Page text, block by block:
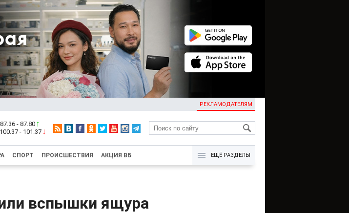
РЕКЛАМОДАТЕЛЯМ
KG
- 87.80
- 101.37
СПОРТ ПРОИСШЕСТВИЯ АКЦИЯ ВБ ЕЩЁ РАЗДЕЛЫ
вспышки ящура